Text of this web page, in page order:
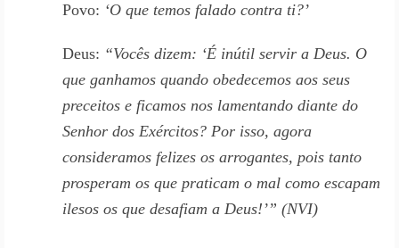
Povo: ‘O que temos falado contra ti?’
Deus: “Vocês dizem: ‘É inútil servir a Deus. O
que ganhamos quando obedecemos aos seus
preceitos e ficamos nos lamentando diante do
Senhor dos Exércitos? Por isso, agora
consideramos felizes os arrogantes, pois tanto
prosperam os que praticam o mal como escapam
ilesos os que desafiam a Deus!’” (NVI)